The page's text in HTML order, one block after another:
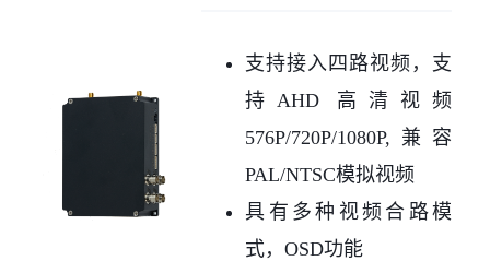
支持接入四路视频，支
持AHD 高清视频
576P/720P/1080P,兼容
PAL/NTSC模拟视频
具有多种视频合路模
式，OSD功能